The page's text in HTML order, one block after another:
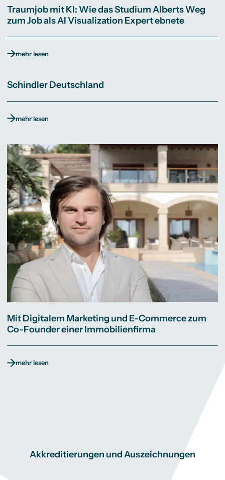
Traumjob mit KI: Wie das Studium Alberts Weg
zum Job als AI Visualization Expert ebnete
mehr lesen
Schindler Deutschland
mehr lesen
Mit Digitalem Marketing und E-Commerce zum
Co-Founder einer Immobilienfirma
mehr lesen
Akkreditierungen und Auszeichnungen